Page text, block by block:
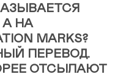
А НА
MARKS?
ПЕРЕВОД.
ОТСЫЛАЮТ